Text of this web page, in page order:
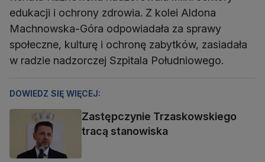
edukacji i ochrony zdrowia. Z kolei Aldona
Machnowska-Góra odpowiadała za sprawy
społeczne, kulturę i ochronę zabytków, zasiadała
w radzie nadzorczej Szpitala Południowego.
DOWIEDZ SIĘ WIĘCEJ:
Zastępczynie Trzaskowskiego
tracą stanowiska